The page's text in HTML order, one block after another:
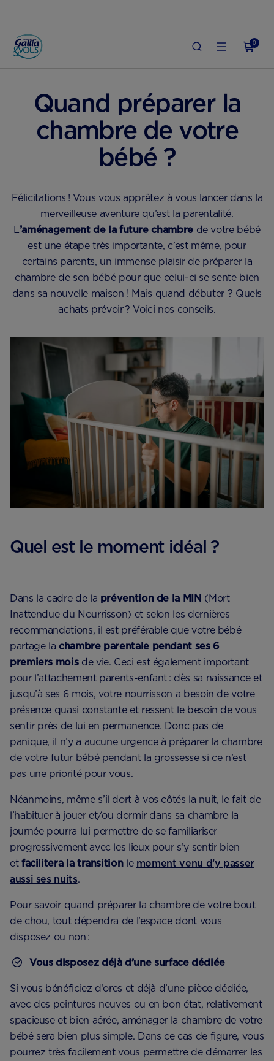
0
ACCUEIL
Quand préparer la
chambre de votre
bébé ?
Félicitations ! Vous vous apprêtez à vous lancer dans la
merveilleuse aventure qu’est la parentalité.
L’aménagement de la future chambrede votre bébé
est une étape très importante, c’est même, pour
certains parents, un immense plaisir de préparer la
chambre de son bébé pour que celui-ci se sente bien
dans sa nouvelle maison ! Mais quand débuter ? Quels
achats prévoir ? Voici nos conseils.
Quel est le moment idéal ?
Dans la cadre de la prévention de la MIN (Mort
Inattendue du Nourrisson) et selon les dernières
recommandations, il est préférable que votre bébé
partage lachambre parentale pendant ses 6
premiers mois de vie. Ceci est également important
pour l’attachement parents-enfant : dès sa naissance et
jusqu’à ses 6 mois, votre nourrisson a besoin de votre
présence quasi constante et ressent le besoin de vous
sentir près de lui en permanence. Donc pas de
panique, il n’y a aucune urgence à préparer la chambre
de votre futur bébé pendant la grossesse si ce n’est
pas une priorité pour vous.
Néanmoins, même s’il dort à vos côtés la nuit, le fait de
l’habituer à jouer et/ou dormir dans sa chambre la
journée pourra lui permettre de se familiariser
progressivement avec les lieux pour s’y sentir bien
etfacilitera la transitionle moment venu d’y passer
aussi ses nuits.
Pour savoir quand préparer la chambre de votre bout
de chou, tout dépendra de l’espace dont vous
disposez ou non :
Vous disposez déjà d’une surface dédiée
Si vous bénéficiez d’ores et déjà d’une pièce dédiée,
avec des peintures neuves ou en bon état, relativement
spacieuse et bien aérée, aménager la chambre de votre
bébé sera bien plus simple. Dans ce cas de figure, vous
pourrez très facilement vous permettre de démarrer les